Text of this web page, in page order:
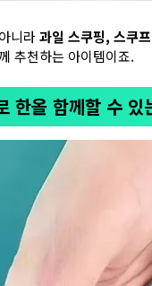
니라과일 스쿠핑, 스쿠
추천하는 아이템이죠.
한올 함께할 수 있